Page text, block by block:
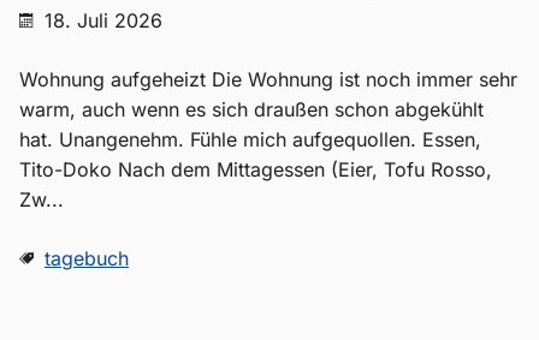
18. Juli 2026
Wohnung aufgeheizt Die Wohnung ist noch immer sehr
warm, auch wenn es sich draußen schon abgekühlt
hat. Unangenehm. Fühle mich aufgequollen. Essen,
Tito-Doko Nach dem Mittagessen (Eier, Tofu Rosso,
Zw...
tagebuch